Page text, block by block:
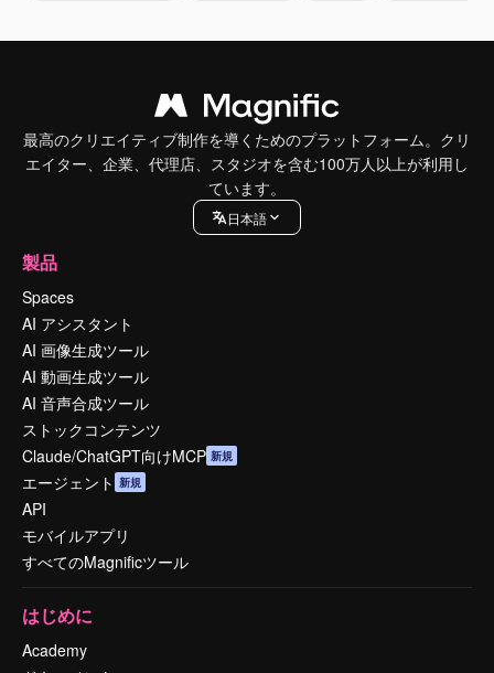
最高のクリエイティブ制作を導くためのプラットフォーム。クリ
エイター、企業、代理店、スタジオを含む100万人以上が利用し
ています。
日本語
製品
Spaces
AI アシスタント
AI 画像生成ツール
AI 動画生成ツール
AI 音声合成ツール
ストックコンテンツ
Claude/ChatGPT向けMCP 新規
エージェント 新規
API
モバイルアプリ
すべてのMagnificツール
はじめに
Academy